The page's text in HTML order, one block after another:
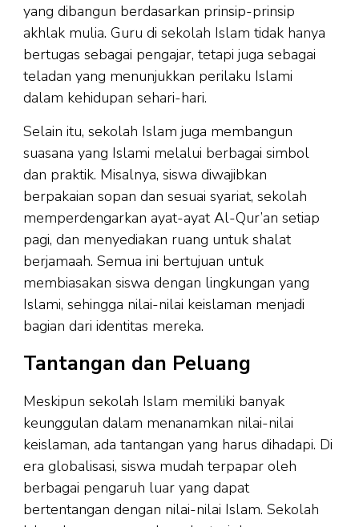
yang dibangun berdasarkan prinsip-prinsip
akhlak mulia. Guru di sekolah Islam tidak hanya
bertugas sebagai pengajar, tetapi juga sebagai
teladan yang menunjukkan perilaku Islami
dalam kehidupan sehari-hari.
Selain itu, sekolah Islam juga membangun
suasana yang Islami melalui berbagai simbol
dan praktik. Misalnya, siswa diwajibkan
berpakaian sopan dan sesuai syariat, sekolah
memperdengarkan ayat-ayat Al-Qur’an setiap
pagi, dan menyediakan ruang untuk shalat
berjamaah. Semua ini bertujuan untuk
membiasakan siswa dengan lingkungan yang
Islami, sehingga nilai-nilai keislaman menjadi
bagian dari identitas mereka.
Tantangan dan Peluang
Meskipun sekolah Islam memiliki banyak
keunggulan dalam menanamkan nilai-nilai
keislaman, ada tantangan yang harus dihadapi. Di
era globalisasi, siswa mudah terpapar oleh
berbagai pengaruh luar yang dapat
bertentangan dengan nilai-nilai Islam. Sekolah